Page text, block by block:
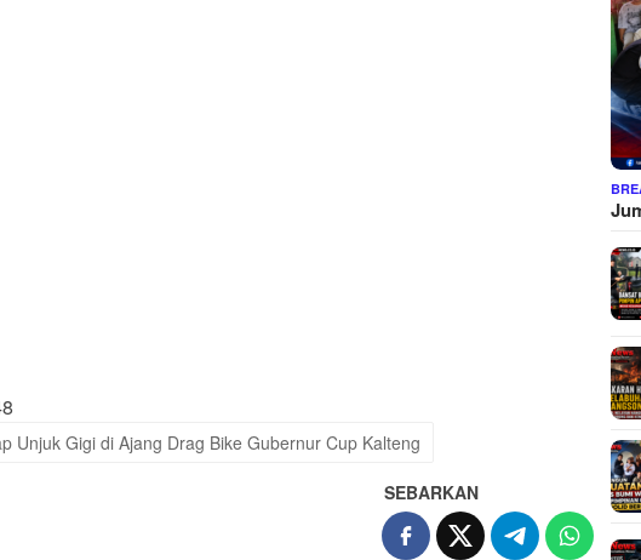
Unjuk Gigi di Ajang Drag Bike Gubernur Cup Kalteng
SEBARKAN